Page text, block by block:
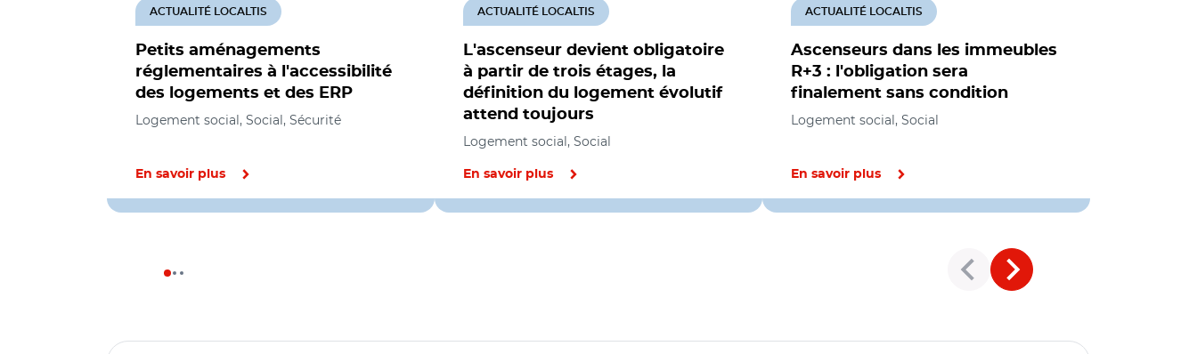
Petits aménagements
réglementaires à l'accessibilité
des logements et des ERP
ACTUALITÉ LOCALTIS
Logement social, Social, Sécurité
En savoir plus
L'ascenseur devient obligatoire
à partir de trois étages, la
définition du logement évolutif
attend toujours
ACTUALITÉ LOCALTIS
Logement social, Social
En savoir plus
Ascenseurs dans les immeubles
R+3 : l'obligation sera
finalement sans condition
ACTUALITÉ LOCALTIS
Logement social, Social
En savoir plus